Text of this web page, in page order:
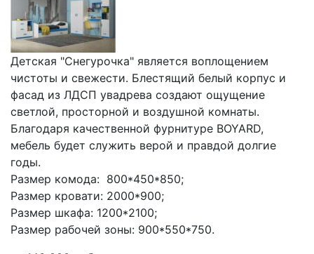
Детская "Снегурочка" является воплощением
чистоты и свежести. Блестящий белый корпус и
фасад из ЛДСП увадрева создают ощущение
светлой, просторной и воздушной комнаты.
Благодаря качественной фурнитуре BOYARD,
мебель будет служить верой и правдой долгие
годы.
Размер комода: 800*450*850;
Размер кровати: 2000*900;
Размер шкафа: 1200*2100;
Размер рабочей зоны: 900*550*750.